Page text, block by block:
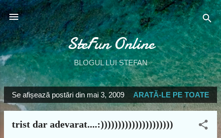
Treceți la conținutul principal
SteFun Online
BLOGUL LUI STEFAN
P
o
Se afișează postări din mai 3, 2009 ARATĂ-LE PE TOATE
trist dar adevarat....:)))))))))))))))))))))